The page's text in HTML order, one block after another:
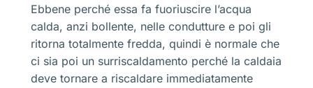
Ebbene perché essa fa fuoriuscire l’acqua
calda, anzi bollente, nelle condutture e poi gli
ritorna totalmente fredda, quindi è normale che
ci sia poi un surriscaldamento perché la caldaia
deve tornare a riscaldare immediatamente